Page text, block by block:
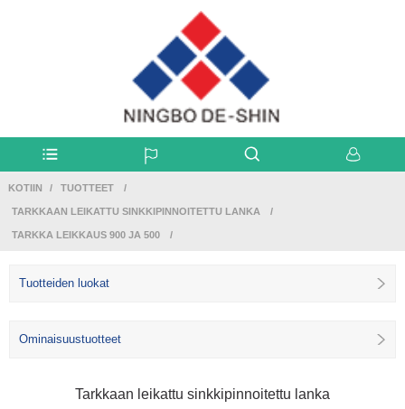
KOTIIN TUOTTEET
TARKKAAN LEIKATTU SINKKIPINNOITETTU LANKA
TARKKA LEIKKAUS 900 JA 500
Tuotteiden luokat
Ominaisuustuotteet
Tarkkaan leikattu sinkkipinnoitettu lanka